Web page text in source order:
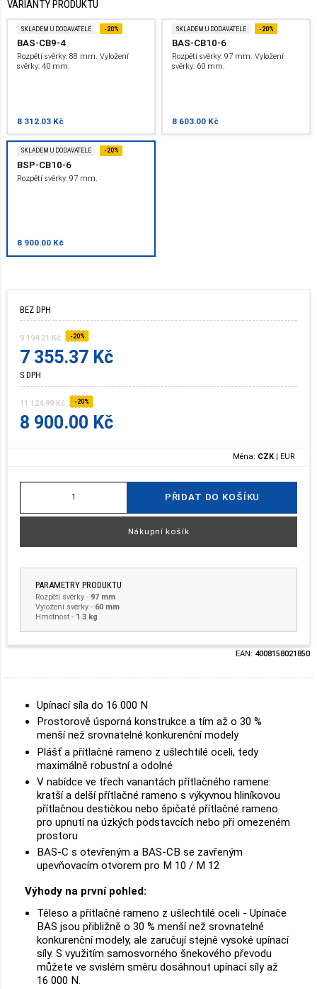
VARIANTY PRODUKTU
SKLADEM U DODAVATELE -20%
BAS-CB9-4
Rozpětí svěrky: 88 mm. Vyložení
svěrky: 40 mm.
8 312.03 Kč
SKLADEM U DODAVATELE -20%
BAS-CB10-6
Rozpětí svěrky: 97 mm. Vyložení
svěrky: 60 mm.
8 603.00 Kč
SKLADEM U DODAVATELE -20%
BSP-CB10-6
Rozpětí svěrky: 97 mm.
8 900.00 Kč
BEZ DPH
9 194.21 Kč -20%
7 355.37 Kč
S DPH
11 124.99 Kč -20%
8 900.00 Kč
Měna: CZK EUR
PŘIDAT DO KOŠÍKU
Nákupní košík
PARAMETRY PRODUKTU
Rozpětí svěrky- 97 mm
Vyložení svěrky- 60 mm
Hmotnost- 1.3 kg
EAN: 4008158021850
Upínací síla do 16 000 N
Prostorově úsporná konstrukce a tím až o 30 %
menší než srovnatelné konkurenční modely
Plášť a přítlačné rameno z ušlechtilé oceli, tedy
maximálně robustní a odolné
V nabídce ve třech variantách přítlačného ramene:
kratší a delší přítlačné rameno s výkyvnou hliníkovou
přítlačnou destičkou nebo špičaté přítlačné rameno
pro upnutí na úzkých podstavcích nebo při omezeném
prostoru
BAS-C s otevřeným a BAS-CB se zavřeným
upevňovacím otvorem pro M 10 / M 12
Výhody na první pohled:
Těleso a přítlačné rameno z ušlechtilé oceli - Upínače
BAS jsou přibližně o 30 % menší než srovnatelné
konkurenční modely, ale zaručují stejně vysoké upínací
síly. S využitím samosvorného šnekového převodu
můžete ve svislém směru dosáhnout upínací síly až
16 000 N.